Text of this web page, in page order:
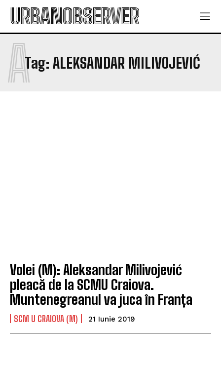
URBANOBSERVER
Tag: ALEKSANDAR MILIVOJEVIĆ
A
Volei (M): Aleksandar Milivojević
pleacă de la SCMU Craiova.
Muntenegreanul va juca în Franța
SCM U CRAIOVA (M) 21 Iunie 2019